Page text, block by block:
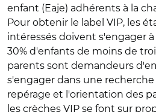
enfant (Eaje) adhérents à la
Pour obtenir le label VIP, les
intéressés doivent s'engager
30% d'enfants de moins de
parents sont demandeurs
s'engager dans une recherche
repérage et l'orientation des
les crèches VIP se font sur